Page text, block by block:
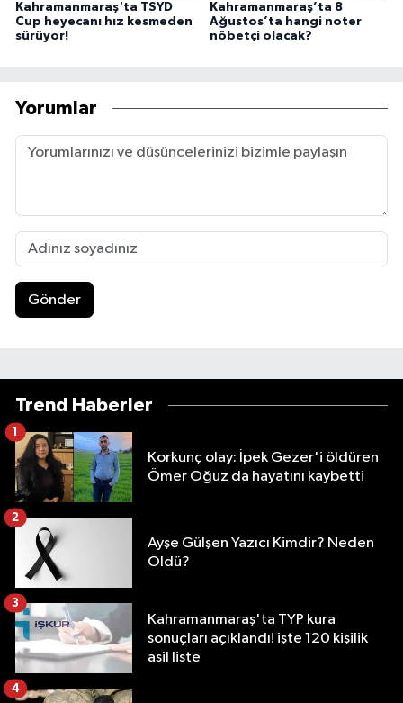
Kahramanmaraş'ta TSYD
Cup heyecanı hız kesmeden
sürüyor!
Kahramanmaraş’ta 8
Ağustos’ta hangi noter
nöbetçi olacak?
Yorumlar
Gönder
Trend Haberler
Korkunç olay: İpek Gezer'i öldüren
Ömer Oğuz da hayatını kaybetti
1
Ayşe Gülşen Yazıcı Kimdir? Neden
Öldü?
2
Kahramanmaraş'ta TYP kura
sonuçları açıklandı! işte 120 kişilik
asil liste
3
4